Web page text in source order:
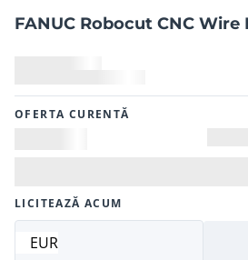
FANUC Robocut CNC Wire
OFERTA CURENTĂ
LICITEAZĂ ACUM
EUR